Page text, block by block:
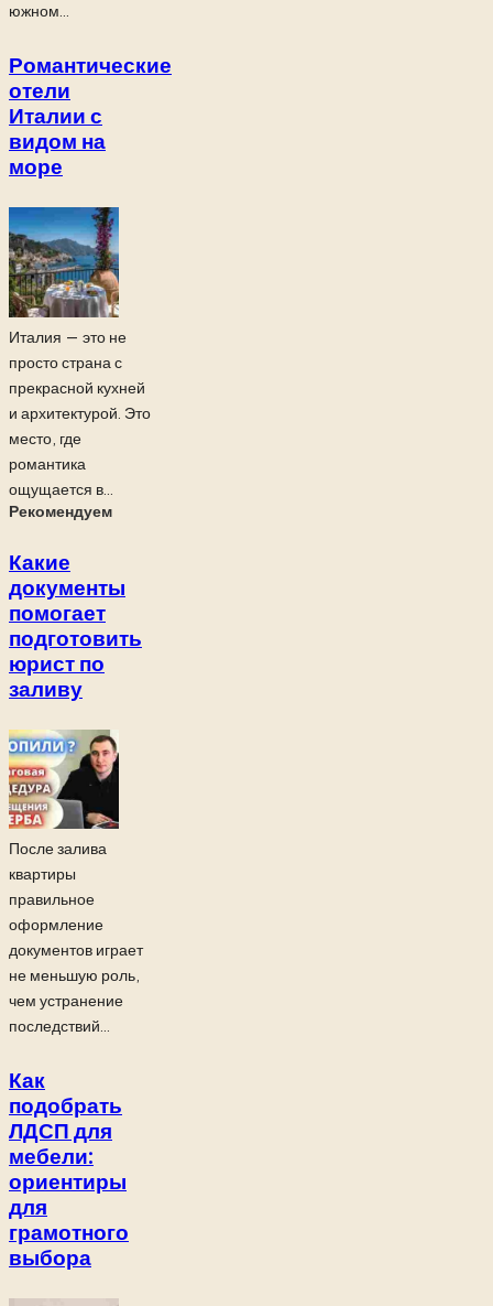
южном...
Романтические
отели
Италии с
видом на
море
Италия — это не
просто страна с
прекрасной кухней
и архитектурой. Это
место, где
романтика
ощущается в...
Рекомендуем
Какие
документы
помогает
подготовить
юрист по
заливу
После залива
квартиры
правильное
оформление
документов играет
не меньшую роль,
чем устранение
последствий...
Как
подобрать
ЛДСП для
мебели:
ориентиры
для
грамотного
выбора